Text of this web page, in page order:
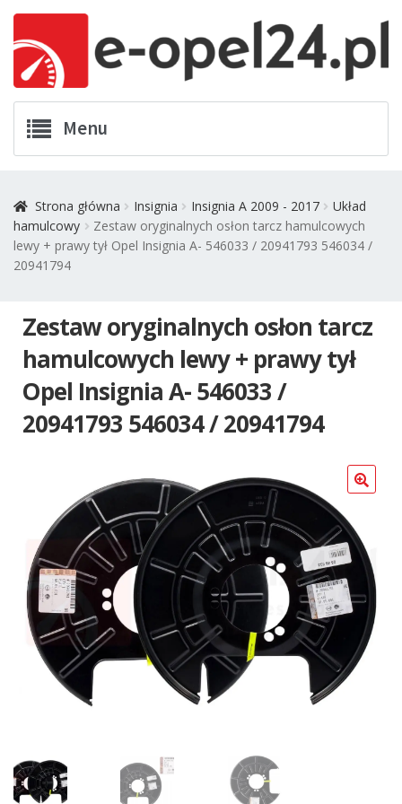
nawigacji
treści
Menu
Zamówienia
Koszyk
Promocje
Poradniki
Strona główna Insignia Insignia A 2009 - 2017
Układ
hamulcowy
Zestaw oryginalnych osłon tarcz hamulcowych
lewy + prawy tył Opel Insignia A- 546033 / 20941793 546034 /
20941794
Zestaw oryginalnych osłon tarcz
hamulcowych lewy + prawy tył
Opel Insignia A- 546033 /
20941793 546034 / 20941794